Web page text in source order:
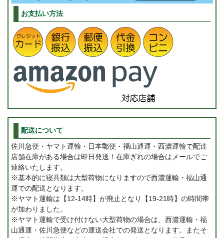
お支払い方法
配送について
佐川急便・ヤマト運輸・日本郵便・福山通運・西濃運輸で配達
店舗在庫がある場合は即日発送！在庫ぎれの場合はメールでご
連絡いたします。
※基本的に寝具類は大型荷物になりますので西濃運輸・福山通
運での配送となります。
※ヤマト運輸は【12-14時】が廃止となり【19-21時】の時間帯
が加わりました。
※ヤマト運輸で受け付けない大型荷物の場合は、西濃運輸・福
山通運・佐川急便などの運送会社での発送となります。またそ